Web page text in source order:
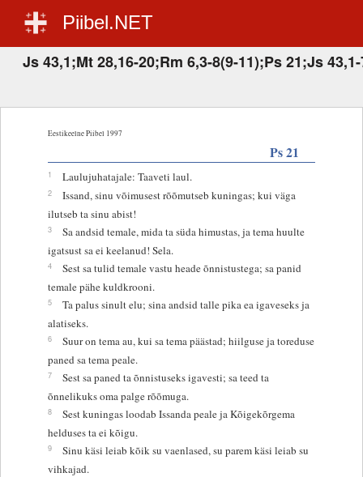
Piibel.NET
Js 43,1;Mt 28,16-20;Rm 6,3-8(9-11);Ps 21;Js
Eestikeelne Piibel 1997
Ps 21
1 Laulujuhatajale: Taaveti laul.
2
Issand, sinu võimusest rõõmutseb kuningas; kui väga
ilutseb ta sinu abist!
3
Sa andsid temale, mida ta süda himustas, ja tema huulte
igatsust sa ei keelanud! Sela.
4
Sest sa tulid temale vastu heade õnnistustega; sa panid
temale pähe kuldkrooni.
5
Ta palus sinult elu; sina andsid talle pika ea igaveseks ja
alatiseks.
6
Suur on tema au, kui sa tema päästad; hiilguse ja toreduse
paned sa tema peale.
7
Sest sa paned ta õnnistuseks igavesti; sa teed ta
õnnelikuks oma palge rõõmuga.
8
Sest kuningas loodab Issanda peale ja Kõigekõrgema
helduses ta ei kõigu.
9
Sinu käsi leiab kõik su vaenlased, su parem käsi leiab su
vihkajad.